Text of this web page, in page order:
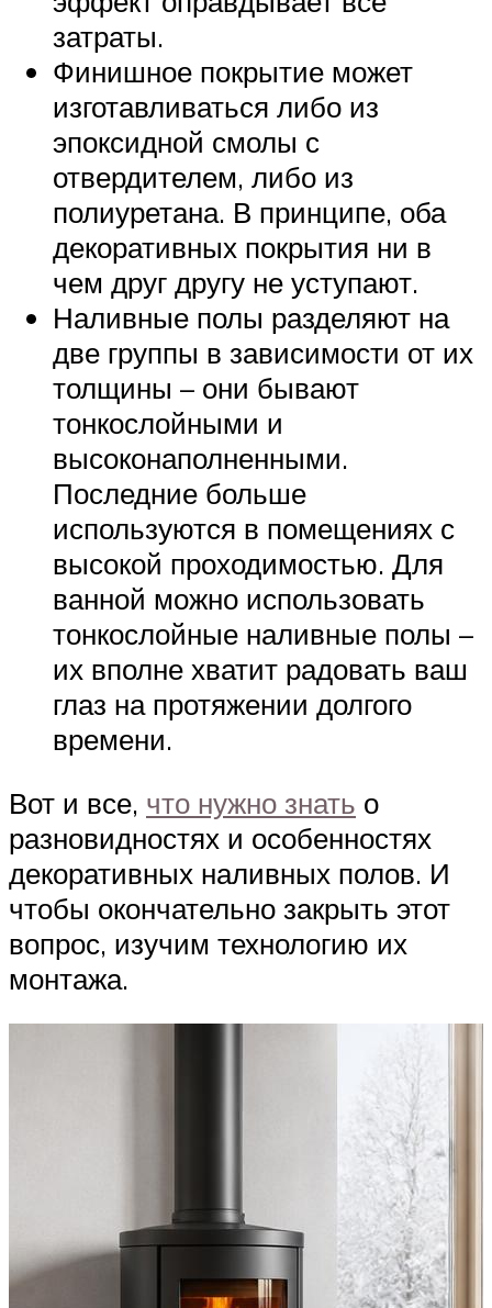
затраты.
Финишное покрытие может
изготавливаться либо из
эпоксидной смолы с
отвердителем, либо из
полиуретана. В принципе, оба
декоративных покрытия ни в
чем друг другу не уступают.
Наливные полы разделяют на
две группы в зависимости от их
толщины – они бывают
тонкослойными и
высоконаполненными.
Последние больше
используются в помещениях с
высокой проходимостью. Для
ванной можно использовать
тонкослойные наливные полы –
их вполне хватит радовать ваш
глаз на протяжении долгого
времени.
Вот и все, что нужно знать о
разновидностях и особенностях
декоративных наливных полов. И
чтобы окончательно закрыть этот
вопрос, изучим технологию их
монтажа.